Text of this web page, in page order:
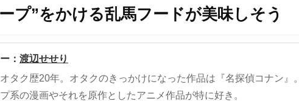
プ”をかける乱馬フードが美味しそう
： 渡辺せせり
タク歴20年。オタクのきっかけになった作品は『名探偵コナン』。
系の漫画やそれを原作としたアニメ作品が特に好き。